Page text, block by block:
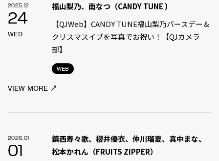
2025.12
24
WED
WEB
福山梨乃、南なつ（CANDY TUNE ）
【QJWeb】CANDY TUNE福山梨乃バースデー＆
クリスマスイブを写真でお祝い！【QJカメラ
部】
VIEW MORE
2026.01
01
鎮西寿々歌、櫻井優衣、仲川瑠夏、真中まな、
松本かれん（FRUITS ZIPPER）